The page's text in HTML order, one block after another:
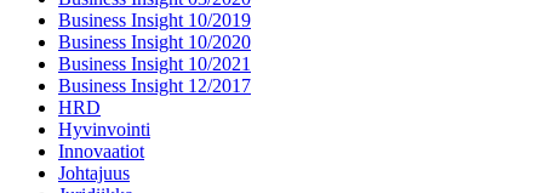
Business Insight 10/2019
Business Insight 10/2020
Business Insight 10/2021
Business Insight 12/2017
HRD
Hyvinvointi
Innovaatiot
Johtajuus